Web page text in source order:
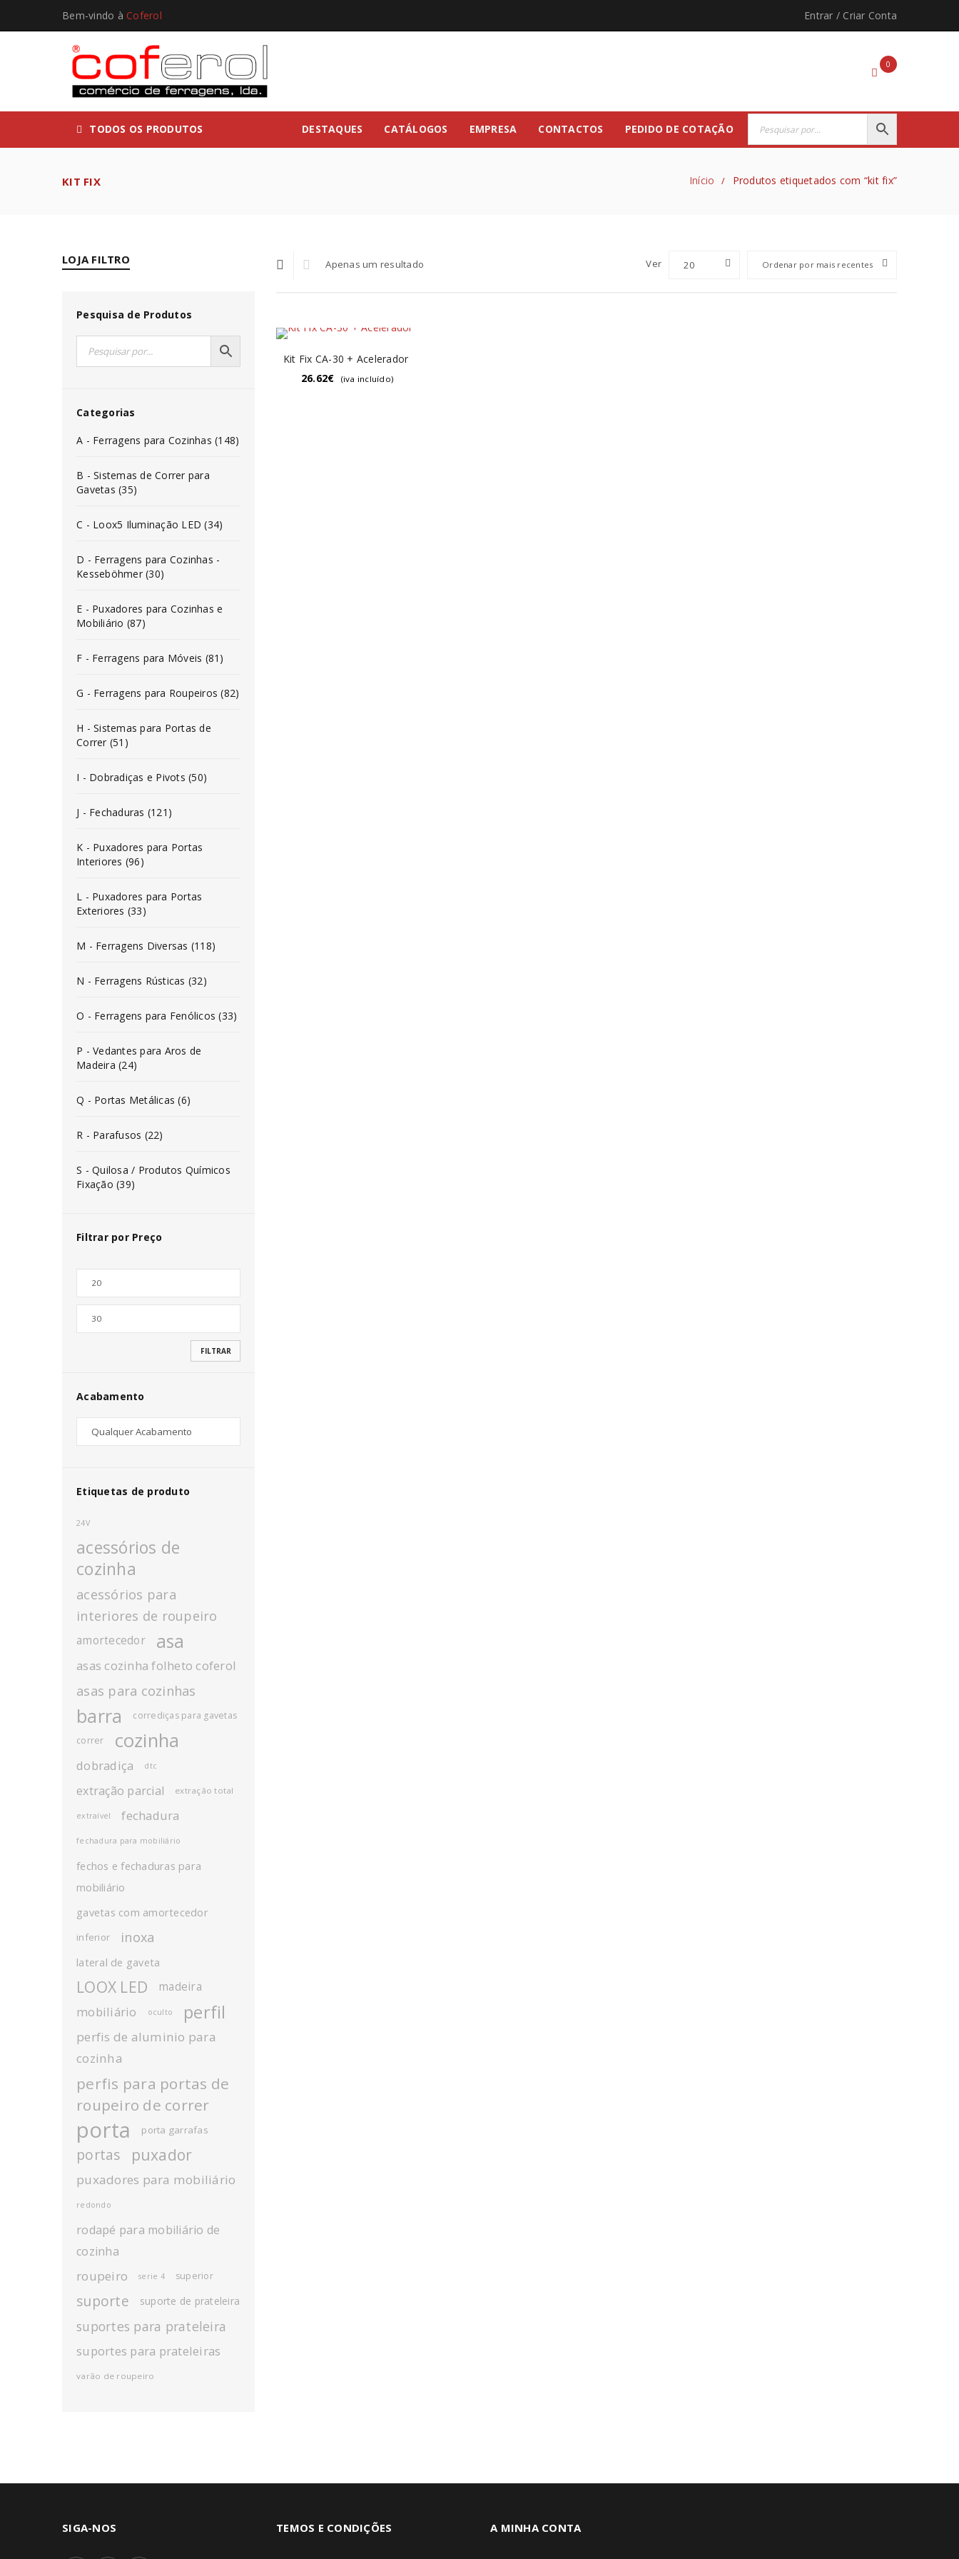
*
INICIAR SESSÃO
Bem-vindo à Coferol Entrar / Criar Conta
0
TODOS OS PRODUTOS DESTAQUES CATÁLOGOS EMPRESA CONTACTOS PEDIDO DE COTAÇÃO
KIT FIX Início / Produtos etiquetados com “kit fix”
LOJA FILTRO
Pesquisa de Produtos
Categorias
A - Ferragens para Cozinhas (148)
B - Sistemas de Correr para
Gavetas (35)
C - Loox5 Iluminação LED (34)
D - Ferragens para Cozinhas -
Kesseböhmer (30)
E - Puxadores para Cozinhas e
Mobiliário (87)
F - Ferragens para Móveis (81)
G - Ferragens para Roupeiros (82)
H - Sistemas para Portas de
Correr (51)
I - Dobradiças e Pivots (50)
J - Fechaduras (121)
K - Puxadores para Portas
Interiores (96)
L - Puxadores para Portas
Exteriores (33)
M - Ferragens Diversas (118)
N - Ferragens Rústicas (32)
O - Ferragens para Fenólicos (33)
P - Vedantes para Aros de
Madeira (24)
Q - Portas Metálicas (6)
R - Parafusos (22)
S - Quilosa / Produtos Químicos
Fixação (39)
Filtrar por Preço
FILTRAR
Acabamento
Etiquetas de produto
24V
acessórios de
cozinha
acessórios para
interiores de roupeiro
amortecedor asa
asas cozinha folheto coferol
asas para cozinhas
barra corrediças para gavetas
correr cozinha
dobradiça dtc
extração parcial extração total
extraível fechadura
fechadura para mobiliário
fechos e fechaduras para
mobiliário
gavetas com amortecedor
inferior inoxa
lateral de gaveta
LOOX LED madeira
mobiliário oculto perfil
perfis de aluminio para
cozinha
perfis para portas de
roupeiro de correr
porta porta garrafas
portas puxador
puxadores para mobiliário
redondo
rodapé para mobiliário de
cozinha
roupeiro serie 4 superior
suporte suporte de prateleira
suportes para prateleira
suportes para prateleiras
varão de roupeiro
Apenas um resultado Ordenar por mais recentes
Ver 20
Kit Fix CA-30 + Acelerador
26.62€ (iva incluído)
SIGA-NOS TEMOS E CONDIÇÕES A MINHA CONTA